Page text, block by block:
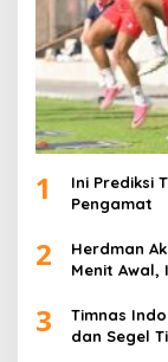
1
Ini Prediksi
Pengamat
2
Herdman
Menit Awal,
3
Timnas
dan Segel